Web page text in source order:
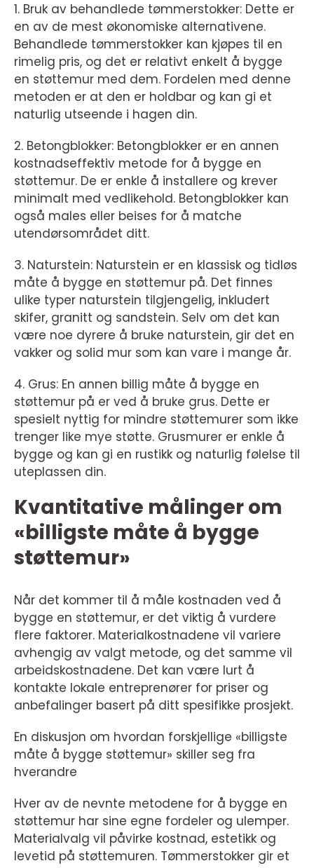
1. Bruk av behandlede tømmerstokker: Dette er
en av de mest økonomiske alternativene.
Behandlede tømmerstokker kan kjøpes til en
rimelig pris, og det er relativt enkelt å bygge
en støttemur med dem. Fordelen med denne
metoden er at den er holdbar og kan gi et
naturlig utseende i hagen din.
2. Betongblokker: Betongblokker er en annen
kostnadseffektiv metode for å bygge en
støttemur. De er enkle å installere og krever
minimalt med vedlikehold. Betongblokker kan
også males eller beises for å matche
utendørsområdet ditt.
3. Naturstein: Naturstein er en klassisk og tidløs
måte å bygge en støttemur på. Det finnes
ulike typer naturstein tilgjengelig, inkludert
skifer, granitt og sandstein. Selv om det kan
være noe dyrere å bruke naturstein, gir det en
vakker og solid mur som kan vare i mange år.
4. Grus: En annen billig måte å bygge en
støttemur på er ved å bruke grus. Dette er
spesielt nyttig for mindre støttemurer som ikke
trenger like mye støtte. Grusmurer er enkle å
bygge og kan gi en rustikk og naturlig følelse til
uteplassen din.
Kvantitative målinger om
«billigste måte å bygge
støttemur»
Når det kommer til å måle kostnaden ved å
bygge en støttemur, er det viktig å vurdere
flere faktorer. Materialkostnadene vil variere
avhengig av valgt metode, og det samme vil
arbeidskostnadene. Det kan være lurt å
kontakte lokale entreprenører for priser og
anbefalinger basert på ditt spesifikke prosjekt.
En diskusjon om hvordan forskjellige «billigste
måte å bygge støttemur» skiller seg fra
hverandre
Hver av de nevnte metodene for å bygge en
støttemur har sine egne fordeler og ulemper.
Materialvalg vil påvirke kostnad, estetikk og
levetid på støttemuren. Tømmerstokker gir et